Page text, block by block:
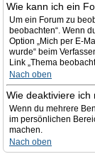
Wie kann ich ein
Um ein Forum zu
beobachten“. Wenn
Option „Mich per E-
wurde“ beim
Link „Thema
Nach oben
Wie deaktiviere ich
Wenn du mehrere
im persönlichen
machen.
Nach oben